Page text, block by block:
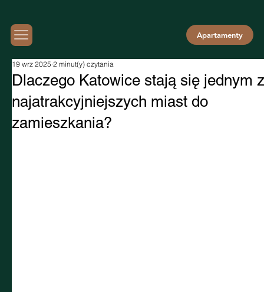
Apartamenty
Dlaczego Katowice stają się jednym z
najatrakcyjniejszych miast do
zamieszkania?
19 wrz 2025 2 minut(y) czytania